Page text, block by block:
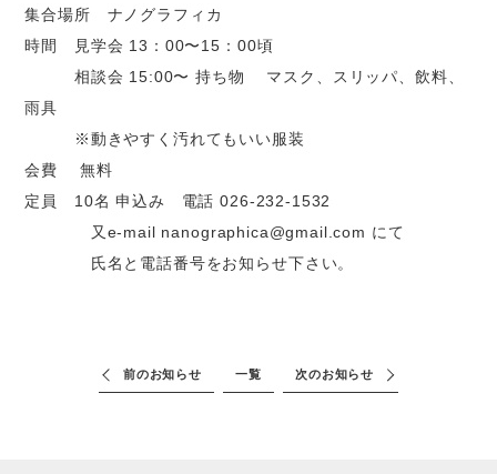
集合場所 ナノグラフィカ
時間 見学会 13：00〜15：00頃
相談会 15:00〜 持ち物 マスク、スリッパ、飲料、
雨具
※動きやすく汚れてもいい服装
会費 無料
定員 10名 申込み 電話 026-232-1532
又e-mail nanographica@gmail.com にて
氏名と電話番号をお知らせ下さい。
前のお知らせ 一覧 次のお知らせ